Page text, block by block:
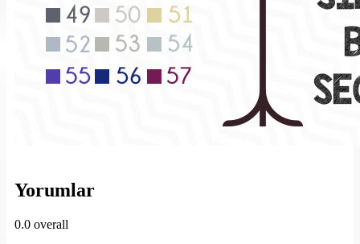
Yorumlar
0.0 overall